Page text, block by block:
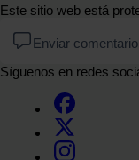
Este sitio web está
Enviar comentario
Síguenos en redes